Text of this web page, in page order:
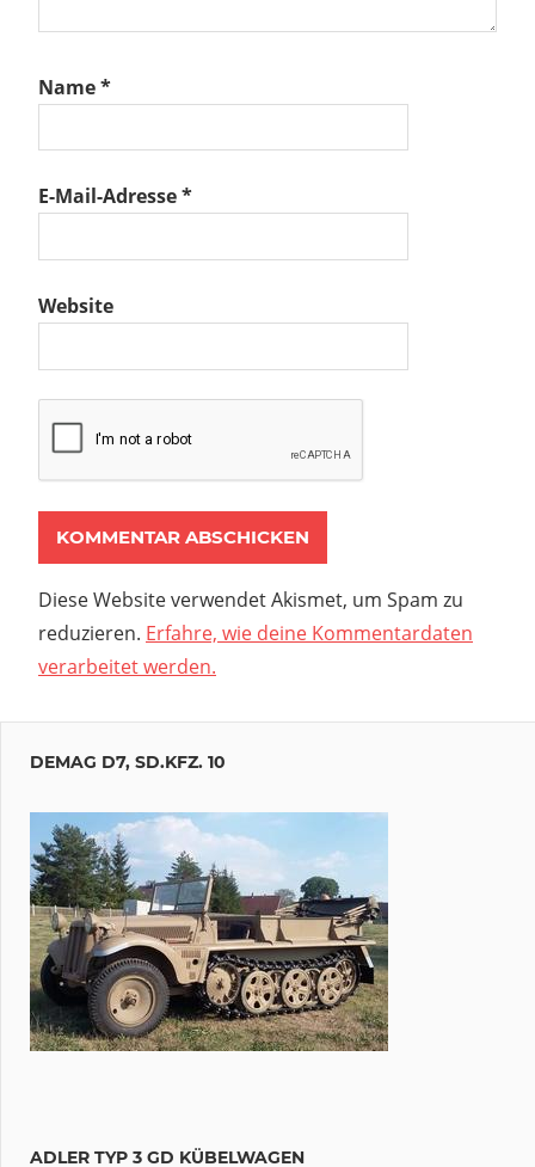
Name*
E-Mail-Adresse*
Website
Diese Website verwendet Akismet, um Spam zu
reduzieren. Erfahre, wie deine Kommentardaten
verarbeitet werden.
DEMAG D7, SD.KFZ. 10
ADLER TYP 3 GD KÜBELWAGEN